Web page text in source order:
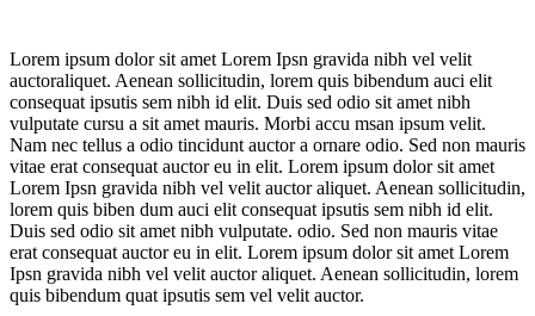
Lorem ipsum dolor sit amet Lorem Ipsn gravida nibh vel velit
auctoraliquet. Aenean sollicitudin, lorem quis bibendum auci elit
consequat ipsutis sem nibh id elit. Duis sed odio sit amet nibh
vulputate cursu a sit amet mauris. Morbi accu msan ipsum velit.
Nam nec tellus a odio tincidunt auctor a ornare odio. Sed non mauris
vitae erat consequat auctor eu in elit. Lorem ipsum dolor sit amet
Lorem Ipsn gravida nibh vel velit auctor aliquet. Aenean sollicitudin,
lorem quis biben dum auci elit consequat ipsutis sem nibh id elit.
Duis sed odio sit amet nibh vulputate. odio. Sed non mauris vitae
erat consequat auctor eu in elit. Lorem ipsum dolor sit amet Lorem
Ipsn gravida nibh vel velit auctor aliquet. Aenean sollicitudin, lorem
quis bibendum quat ipsutis sem vel velit auctor.